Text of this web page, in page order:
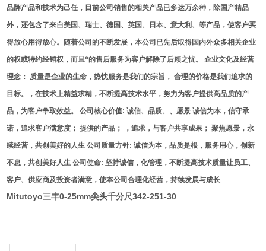
品牌产品和技术为己任，目前公司销售的相关产品已多达万余种，除国产精品
外，还包含了来自美国、瑞士、德国、英国、日本、意大利、等产品，使客户买
得放心用得放心。随着公司的不断发展，本公司已先后取得国内外众多相关企业
的权或特约经销权，而且*的售后服务为客户解除了后顾之忧。 企业文化及经营
理念： 质量是企业的生命，热忱服务是我们的宗旨， 合理的价格是我们追求的
目标。，在技术上精益求精，不断提高技术水平，努力为客户提供高品质的产
品，为客户争取效益。 公司核心价值:诚信、品质、、愿景 诚信为本，信守承
诺，追求客户满意度； 提供的产品； ，追求，与客户共享成果； 聚焦愿景，永
续经营，共创美好的人生 公司质量方针:诚信为本，品质是根，服务用心，创新
不息，共创美好人生 公司使命: 坚持诚信，化管理，不断提高技术质量让员工、
客户、供应商及投资者满意，使本公司合理化经营，持续发展与成长
Mitutoyo三丰0-25mm尖头千分尺342-251-30